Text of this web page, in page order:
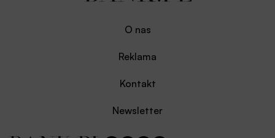
O nas
Reklama
Kontakt
Newsletter